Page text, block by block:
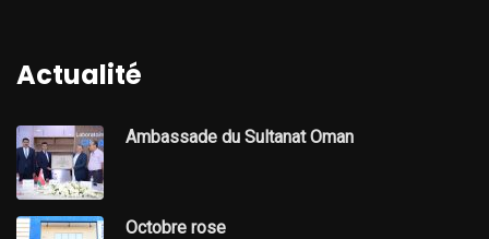
Actualité
Ambassade du Sultanat Oman
Octobre rose